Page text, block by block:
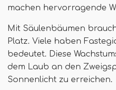
machen hervorragende
Mit Säulenbäumen
Platz. Viele haben
bedeutet. Diese
dem Laub an den
Sonnenlicht zu erreichen.